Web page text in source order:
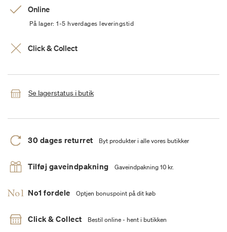
Online
På lager: 1-5 hverdages leveringstid
Click & Collect
Se lagerstatus i butik
30 dages returret Byt produkter i alle vores butikker
Tilføj gaveindpakning Gaveindpakning 10 kr.
No1 fordele Optjen bonuspoint på dit køb
Click & Collect Bestil online - hent i butikken